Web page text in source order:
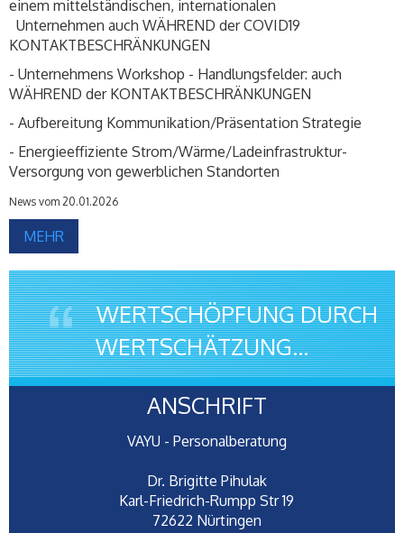
einem mittelständischen, internationalen
Unternehmen auch WÄHREND der COVID19
KONTAKTBESCHRÄNKUNGEN
- Unternehmens Workshop - Handlungsfelder: auch
WÄHREND der KONTAKTBESCHRÄNKUNGEN
- Aufbereitung Kommunikation/Präsentation Strategie
- Energieeffiziente Strom/Wärme/Ladeinfrastruktur-
Versorgung von gewerblichen Standorten
News vom 20.01.2026
MEHR
WERTSCHÖPFUNG DURCH
WERTSCHÄTZUNG...
ANSCHRIFT
VAYU - Personalberatung
Dr. Brigitte Pihulak
Karl-Friedrich-Rumpp Str 19
72622 Nürtingen